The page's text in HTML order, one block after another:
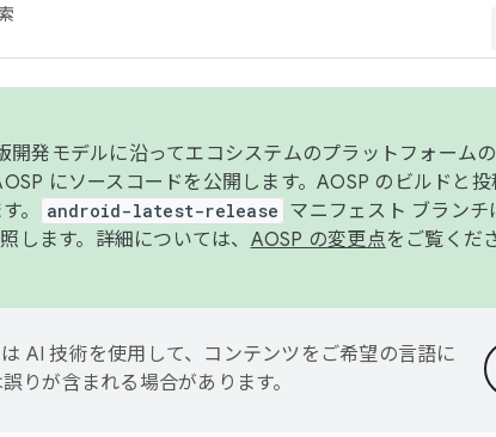
発モデルに沿ってエコシステムのプラットフォーム
にソースコードを公開します。AOSP のビルドと投
。 android-latest-release マニフェスト ブラン
します。詳細については、 AOSP の変更点をご覧くだ
AI 技術を使用して、コンテンツをご希望の言語に
りが含まれる場合があります。